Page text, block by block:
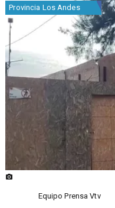
Provincia Los Andes
Equipo Prensa Vtv